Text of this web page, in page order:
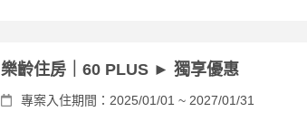
樂齡住房｜60 PLUS ► 獨享優惠
專案入住期間：2025/01/01 ~ 2027/01/31